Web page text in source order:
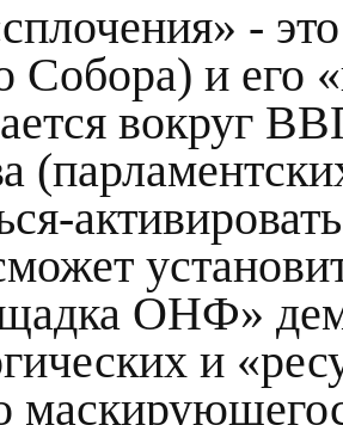
-
Собора) и его
вокруг
ОНФ»
и